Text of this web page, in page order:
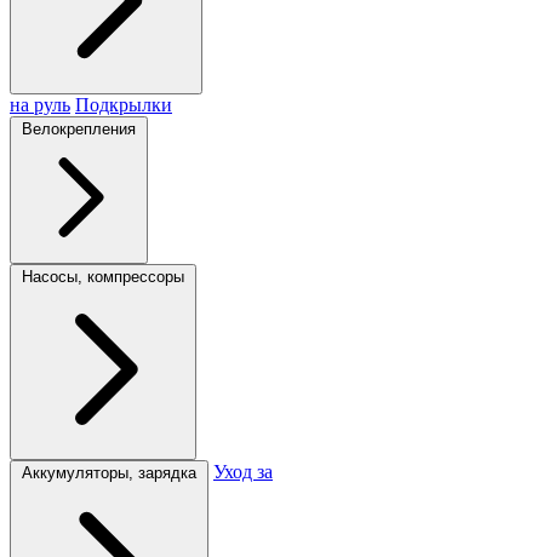
на руль Подкрылки
Велокрепления
Насосы, компрессоры
Аккумуляторы, зарядка Уход за